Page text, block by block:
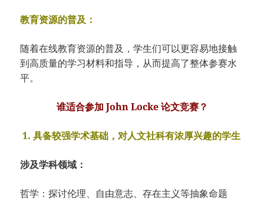
教育资源的普及：
随着在线教育资源的普及，学生们可以更容易地接触
到高质量的学习材料和指导，从而提高了整体参赛水
平。
谁适合参加 John Locke 论文竞赛？
1. 具备较强学术基础，对人文社科有浓厚兴趣的学生
涉及学科领域：
哲学：探讨伦理、自由意志、存在主义等抽象命题